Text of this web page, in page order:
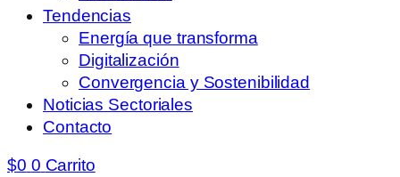
Tendencias
Energía que transforma
Digitalización
Convergencia y Sostenibilidad
Noticias Sectoriales
Contacto
$0 0 Carrito